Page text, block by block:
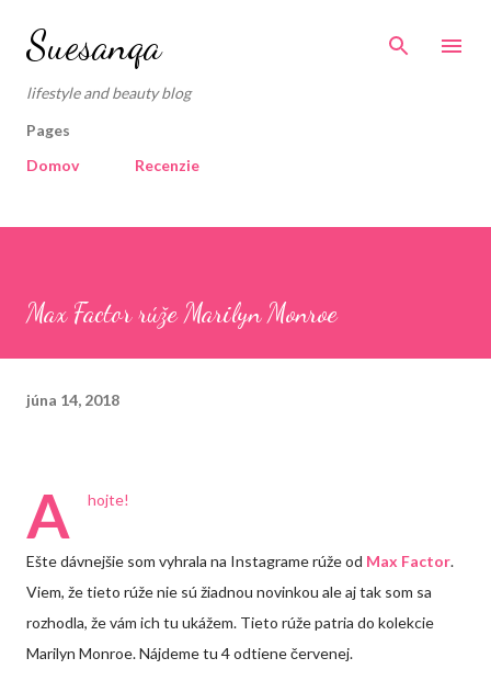
Suesanqa
lifestyle and beauty blog
Pages
Domov
Recenzie
Max Factor rúže Marilyn Monroe
júna 14, 2018
A hojte!
Ešte dávnejšie som vyhrala na Instagrame rúže od Max Factor.
Viem, že tieto rúže nie sú žiadnou novinkou ale aj tak som sa
rozhodla, že vám ich tu ukážem. Tieto rúže patria do kolekcie
Marilyn Monroe. Nájdeme tu 4 odtiene červenej.